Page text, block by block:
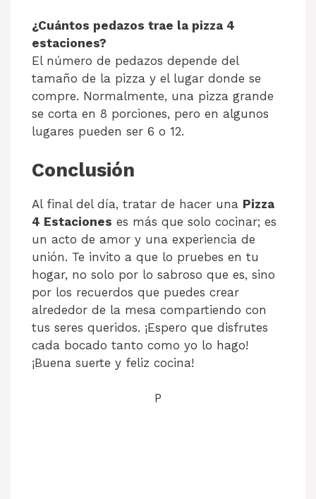
¿Cuántos pedazos trae la pizza 4
estaciones?
El número de pedazos depende del
tamaño de la pizza y el lugar donde se
compre. Normalmente, una pizza grande
se corta en 8 porciones, pero en algunos
lugares pueden ser 6 o 12.
Conclusión
Al final del día, tratar de hacer una Pizza
4 Estaciones es más que solo cocinar; es
un acto de amor y una experiencia de
unión. Te invito a que lo pruebes en tu
hogar, no solo por lo sabroso que es, sino
por los recuerdos que puedes crear
alrededor de la mesa compartiendo con
tus seres queridos. ¡Espero que disfrutes
cada bocado tanto como yo lo hago!
¡Buena suerte y feliz cocina!
P